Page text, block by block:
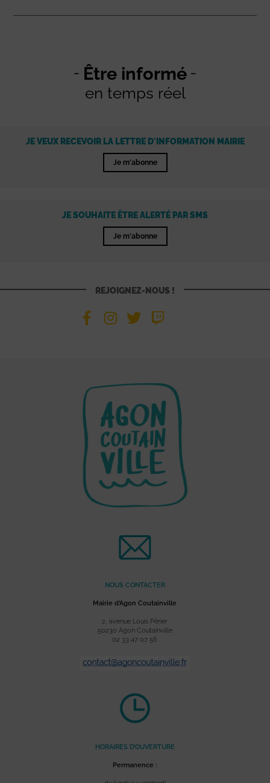
Être informé
en temps réel
JE VEUX RECEVOIR LA LETTRE D'INFORMATION MAIRIE
Je m'abonne
JE SOUHAITE ÊTRE ALERTÉ PAR SMS
Je m'abonne
REJOIGNEZ-NOUS !
NOUS CONTACTER
Mairie d’Agon Coutainville
2, avenue Louis Périer
50230 Agon Coutainville
02 33 47 07 56
HORAIRES D’OUVERTURE
Permanence :